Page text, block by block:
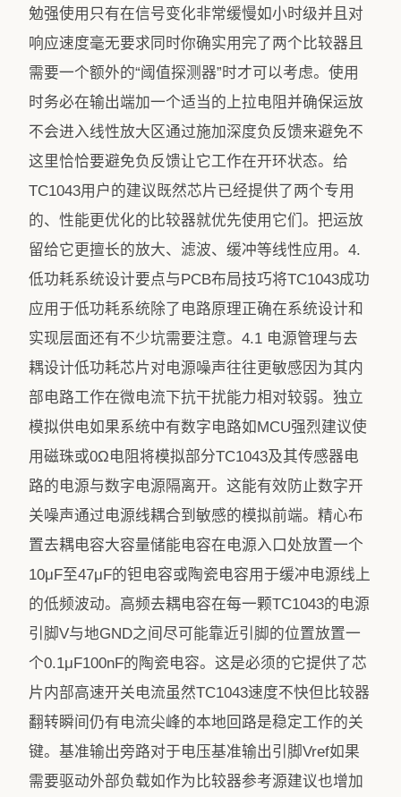
勉强使用只有在信号变化非常缓慢如小时级并且对
响应速度毫无要求同时你确实用完了两个比较器且
需要一个额外的“阈值探测器”时才可以考虑。使用
时务必在输出端加一个适当的上拉电阻并确保运放
不会进入线性放大区通过施加深度负反馈来避免不
这里恰恰要避免负反馈让它工作在开环状态。给
TC1043用户的建议既然芯片已经提供了两个专用
的、性能更优化的比较器就优先使用它们。把运放
留给它更擅长的放大、滤波、缓冲等线性应用。4.
低功耗系统设计要点与PCB布局技巧将TC1043成功
应用于低功耗系统除了电路原理正确在系统设计和
实现层面还有不少坑需要注意。4.1 电源管理与去
耦设计低功耗芯片对电源噪声往往更敏感因为其内
部电路工作在微电流下抗干扰能力相对较弱。独立
模拟供电如果系统中有数字电路如MCU强烈建议使
用磁珠或0Ω电阻将模拟部分TC1043及其传感器电
路的电源与数字电源隔离开。这能有效防止数字开
关噪声通过电源线耦合到敏感的模拟前端。精心布
置去耦电容大容量储能电容在电源入口处放置一个
10μF至47μF的钽电容或陶瓷电容用于缓冲电源线上
的低频波动。高频去耦电容在每一颗TC1043的电源
引脚V与地GND之间尽可能靠近引脚的位置放置一
个0.1μF100nF的陶瓷电容。这是必须的它提供了芯
片内部高速开关电流虽然TC1043速度不快但比较器
翻转瞬间仍有电流尖峰的本地回路是稳定工作的关
键。基准输出旁路对于电压基准输出引脚Vref如果
需要驱动外部负载如作为比较器参考源建议也增加